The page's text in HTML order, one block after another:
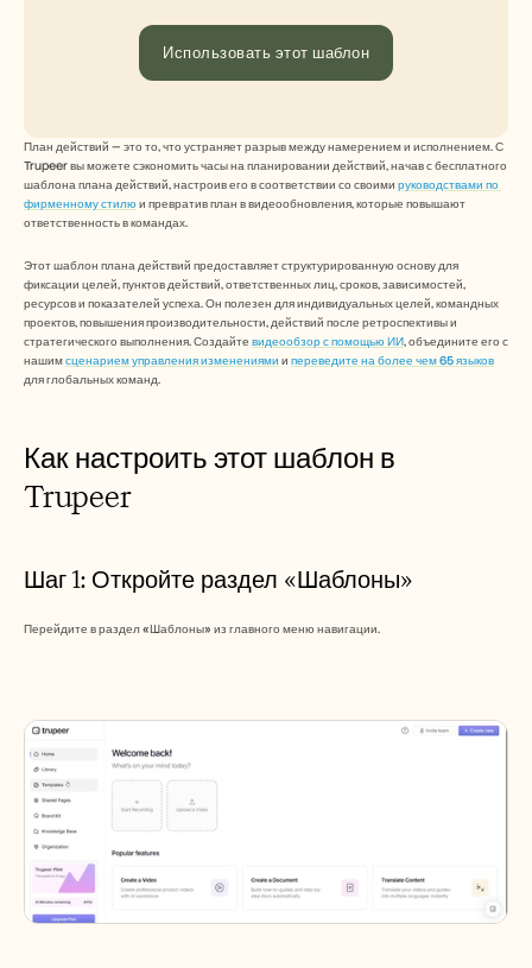
Использовать этот шаблон
План действий — это то, что устраняет разрыв между намерением и исполнением. С
Trupeer вы можете сэкономить часы на планировании действий, начав с бесплатного
шаблона плана действий, настроив его в соответствии со своими руководствами по
фирменному стилю и превратив план в видеообновления, которые повышают
ответственность в командах.
Этот шаблон плана действий предоставляет структурированную основу для
фиксации целей, пунктов действий, ответственных лиц, сроков, зависимостей,
ресурсов и показателей успеха. Он полезен для индивидуальных целей, командных
проектов, повышения производительности, действий после ретроспективы и
стратегического выполнения. Создайте видеообзор с помощью ИИ, объедините его с
нашим сценарием управления изменениями и переведите на более чем 65 языков
для глобальных команд.
Как настроить этот шаблон в
Trupeer
Шаг 1: Откройте раздел «Шаблоны»
Перейдите в раздел «Шаблоны» из главного меню навигации.
Customer Stories
Pricing
Часто задаваемые вопросы
Партнерская программа
Обеспечение продаж
Предпродажи
Маркетинг продуктов
Успех клиентов
Обучение